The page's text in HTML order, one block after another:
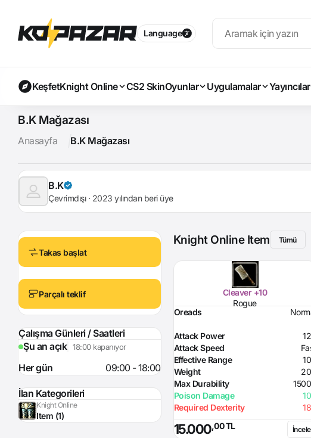
Language
KeşfetKnight Online CS2 SkinOyunlar Uygulamalar Yayıncılar
B.K Mağazası
Anasayfa B.K Mağazası
B.K
Çevrimdışı · 2023 yılından beri üye
Takas başlat
Parçalı teklif
Çalışma Günleri / Saatleri
Şu an açık
18:00 kapanıyor
Her gün 09:00 - 18:00
İlan Kategorileri
Knight Online
Item (1)
Knight Online Item Tümü
Cleaver +10
Rogue
Oreads
Attack Power
Attack Speed
Effective Range
Weight
Max Durability
Poison Damage
Required Dexterity
15.000,00 TL İncele